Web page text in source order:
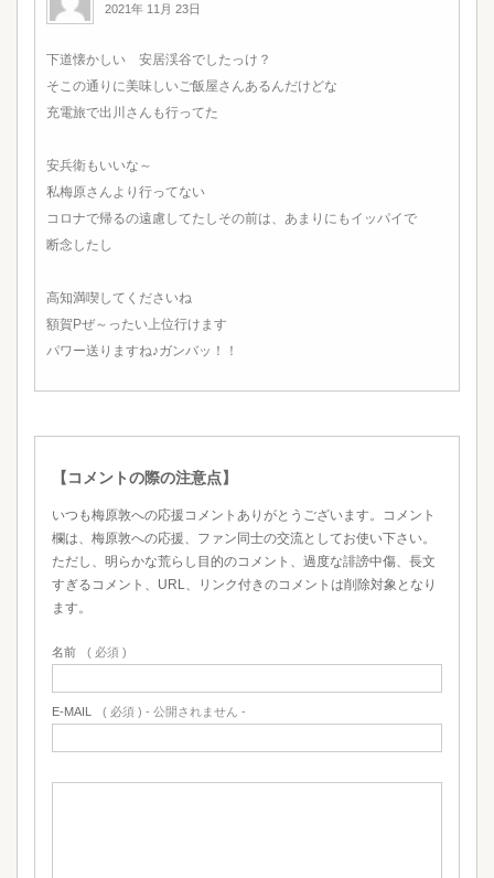
2021年 11月 23日
下道懐かしい 安居渓谷でしたっけ？
そこの通りに美味しいご飯屋さんあるんだけどな
充電旅で出川さんも行ってた
安兵衛もいいな～
私梅原さんより行ってない
コロナで帰るの遠慮してたしその前は、あまりにもイッパイで
断念したし
高知満喫してくださいね
額賀Pぜ～ったい上位行けます
パワー送りますね♪ガンバッ！！
【コメントの際の注意点】
いつも梅原敦への応援コメントありがとうございます。コメント
欄は、梅原敦への応援、ファン同士の交流としてお使い下さい。
ただし、明らかな荒らし目的のコメント、過度な誹謗中傷、長文
すぎるコメント、URL、リンク付きのコメントは削除対象となり
ます。
名前 ( 必須 )
E-MAIL ( 必須 ) - 公開されません -